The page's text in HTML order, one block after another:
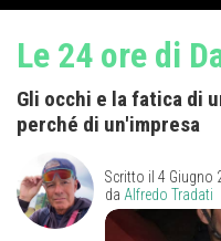
Le 24 ore di
Gli occhi e la fatica di
perché di un'impresa
Scritto il 4 Giugno
da Alfredo Tradati